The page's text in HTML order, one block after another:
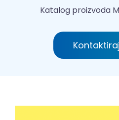
Katalog proizvoda